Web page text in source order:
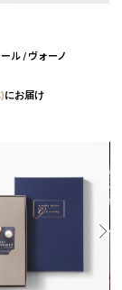
ル / ヴォーノ
にお届け